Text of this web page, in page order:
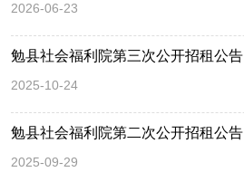
2026-06-23
勉县社会福利院第三次公开招租公告
2025-10-24
勉县社会福利院第二次公开招租公告
2025-09-29